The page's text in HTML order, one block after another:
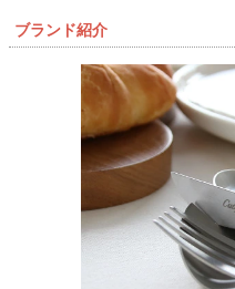
ブランド紹介